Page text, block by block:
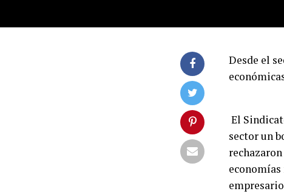
Desde el
El
sector un